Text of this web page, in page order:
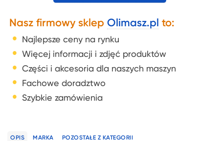
Nasz firmowy sklep Olimasz.pl to:
Najlepsze ceny na rynku
Więcej informacji i zdjęć produktów
Części i akcesoria dla naszych maszyn
Fachowe doradztwo
Szybkie zamówienia
OPIS MARKA POZOSTAŁE Z KATEGORII